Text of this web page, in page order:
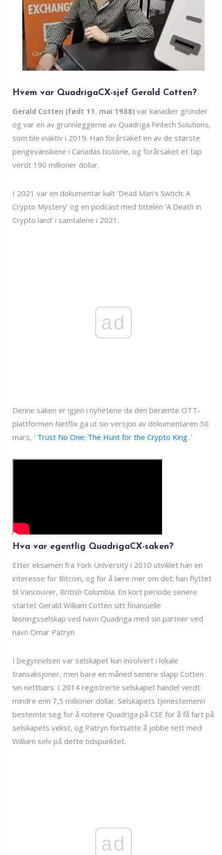
Hvem var QuadrigaCX-sjef Gerald Cotten?
Gerald Cotten (født 11. mai 1988) var kanadier gründer
og var en av grunnleggerne av Quadriga Fintech Solutions,
som ble inaktiv i 2019. Han forårsaket en av de største
pengevanskene i Canadas historie, og forårsaket et tap
verdt 190 millioner dollar.
I 2021 var en dokumentar kalt 'Dead Man's Switch: A
Crypto Mystery' og en podcast med tittelen 'A Death in
Crypto land' i samtalene i 2021.
ad
Denne saken er igjen i nyhetene da den berømte OTT-
plattformen Netflix ga ut sin versjon av dokumentaren 30.
mars, ' Trust No One: The Hunt for the Crypto King .'
Hva var egentlig QuadrigaCX-saken?
Etter eksamen fra York University i 2010 utviklet han en
interesse for Bitcoin, og for å lære mer om det; han flyttet
til Vancouver, British Columbia. En kort periode senere
startet Gerald William Cotten sitt finansielle
løsningsselskap ved navn Quadriga med sin partner ved
navn Omar Patryn.
I begynnelsen var selskapet kun involvert i lokale
transaksjoner, men bare en måned senere slapp Cotten
sin nettbørs. I 2014 registrerte selskapet handel verdt
mindre enn 7,5 millioner dollar. Selskapets tjenestemenn
bestemte seg for å notere Quadriga på CSE for å få fart på
selskapets vekst, og Patryn fortsatte å jobbe tett med
William selv på dette tidspunktet.
ad